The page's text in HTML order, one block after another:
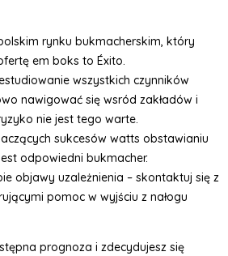
rynku bukmacherskim, który
em boks to Éxito.
wszystkich czynników
nawigować się wsród zakładów i
nie jest tego warte.
sukcesów watts obstawianiu
odpowiedni bukmacher.
objawy uzależnienia – skontaktuj się z
pomoc w wyjściu z nałogu
prognoza i zdecydujesz się